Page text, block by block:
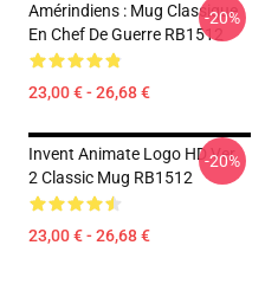
Amérindiens : Mug Classique
En Chef De Guerre RB1512
23,00 € - 26,68 €
-20%
Invent Animate Logo HD Ver.
2 Classic Mug RB1512
23,00 € - 26,68 €
-20%